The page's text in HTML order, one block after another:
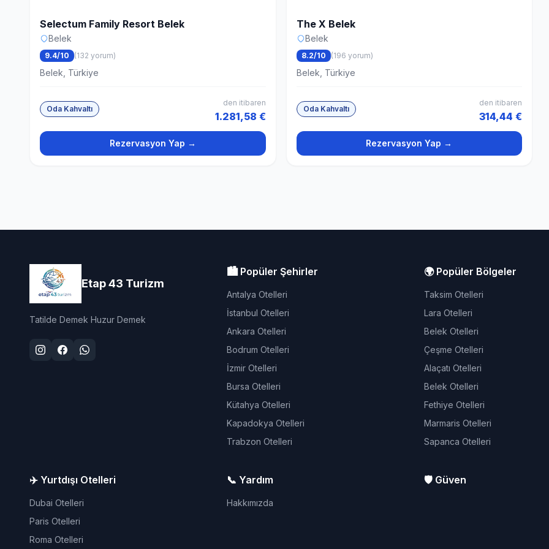
Selectum Family Resort Belek
Belek
9.4/10 (132 yorum)
Belek, Türkiye
Oda Kahvaltı
den itibaren
1.281,58 €
Rezervasyon Yap →
The X Belek
Belek
8.2/10 (196 yorum)
Belek, Türkiye
Oda Kahvaltı
den itibaren
314,44 €
Rezervasyon Yap →
Etap 43 Turizm
Tatilde Demek Huzur Demek
🏙️ Popüler Şehirler
Antalya Otelleri
İstanbul Otelleri
Ankara Otelleri
Bodrum Otelleri
İzmir Otelleri
Bursa Otelleri
Kütahya Otelleri
Kapadokya Otelleri
Trabzon Otelleri
🌍 Popüler Bölgeler
Taksim Otelleri
Lara Otelleri
Belek Otelleri
Çeşme Otelleri
Alaçatı Otelleri
Belek Otelleri
Fethiye Otelleri
Marmaris Otelleri
Sapanca Otelleri
✈️ Yurtdışı Otelleri
Dubai Otelleri
Paris Otelleri
Roma Otelleri
📞 Yardım
Hakkımızda
🛡️ Güven